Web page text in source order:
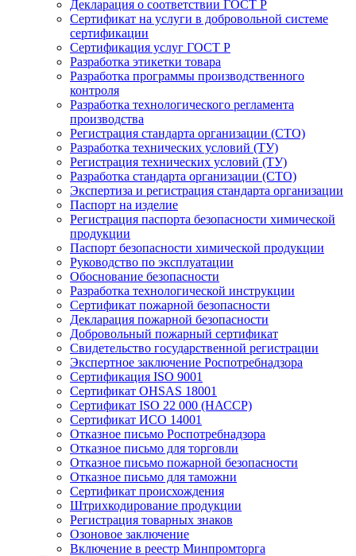
Декларация о соответствии ГОСТ Р
Сертификат на услуги в добровольной системе
сертификации
Сертификация услуг ГОСТ Р
Разработка этикетки товара
Разработка программы производственного
контроля
Разработка технологического регламента
производства
Регистрация стандарта организации (СТО)
Разработка технических условий (ТУ)
Регистрация технических условий (ТУ)
Разработка стандарта организации (СТО)
Экспертиза и регистрация стандарта организации
Паспорт на изделие
Регистрация паспорта безопасности химической
продукции
Паспорт безопасности химической продукции
Руководство по эксплуатации
Обоснование безопасности
Разработка технологической инструкции
Сертификат пожарной безопасности
Декларация пожарной безопасности
Добровольный пожарный сертификат
Свидетельство государственной регистрации
Экспертное заключение Роспотребнадзора
Сертификация ISO 9001
Сертификат OHSAS 18001
Сертификат ISO 22 000 (НАССР)
Сертификат ИСО 14001
Отказное письмо Роспотребнадзора
Отказное письмо для торговли
Отказное письмо пожарной безопасности
Отказное письмо для таможни
Сертификат происхождения
Штрихкодирование продукции
Регистрация товарных знаков
Озоновое заключение
Включение в реестр Минпромторга